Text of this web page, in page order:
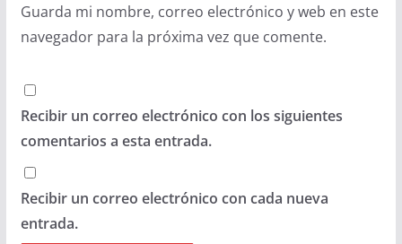
Guarda mi nombre, correo electrónico y web en este
navegador para la próxima vez que comente.
Recibir un correo electrónico con los siguientes
comentarios a esta entrada.
Recibir un correo electrónico con cada nueva
entrada.